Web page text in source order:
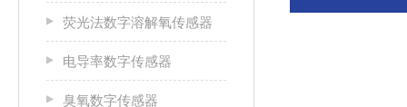
荧光法数字溶解氧传感器
电导率数字传感器
臭氧数字传感器